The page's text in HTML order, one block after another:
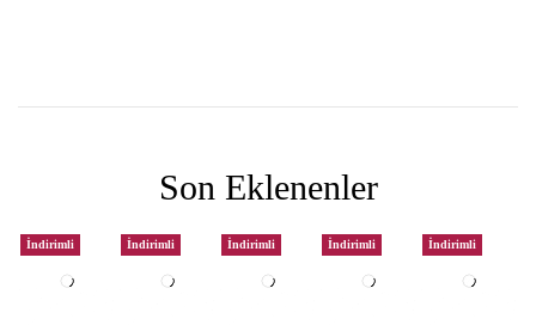
Son Eklenenler
İndirimli İndirimli İndirimli İndirimli İndirimli